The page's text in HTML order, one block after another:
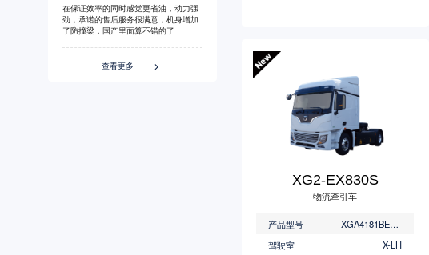
在保证效率的同时感觉更省油，动力强
劲，承诺的售后服务很满意，机身增加
了防撞梁，国产里面算不错的了
查看更多 
XG2-EX830S
物流牵引车
产品型号
XGA4181BEVWAD/XGA4180BEVWAD
驾驶室
X-LH